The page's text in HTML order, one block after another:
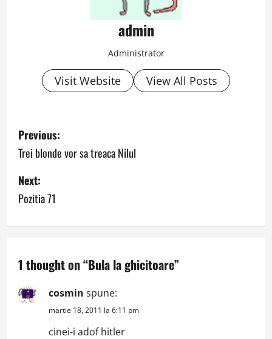
admin
Administrator
Visit Website View All Posts
P
o
s
t
n
a
v
i
Previous:
Trei blonde vor sa treaca Nilul
Next:
Pozitia 71
1 thought on “Bula la ghicitoare”
cosmin spune:
martie 18, 2011 la 6:11 pm
cinei-i adof hitler